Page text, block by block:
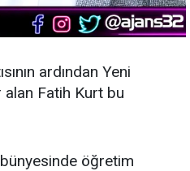
ardından Yeni
alan Fatih Kurt bu
öğretim